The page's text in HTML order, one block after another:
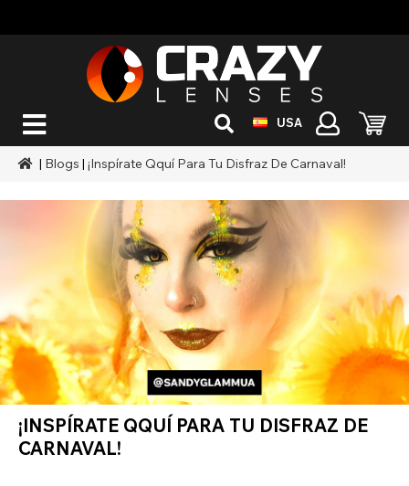
USA
| Blogs | ¡Inspírate Qquí Para Tu Disfraz De Carnaval!
¡INSPÍRATE QQUÍ PARA TU DISFRAZ DE
CARNAVAL!